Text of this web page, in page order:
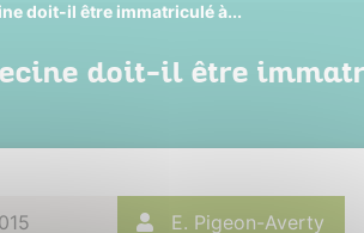
doit-il être immatriculé à...
doit-il être
E. Pigeon-Averty